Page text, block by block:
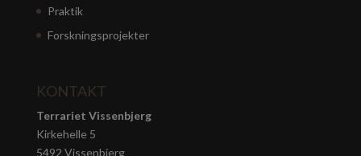
Praktik
Forskningsprojekter
KONTAKT
Terrariet Vissenbjerg
Kirkehelle 5
5492 Vissenbjerg